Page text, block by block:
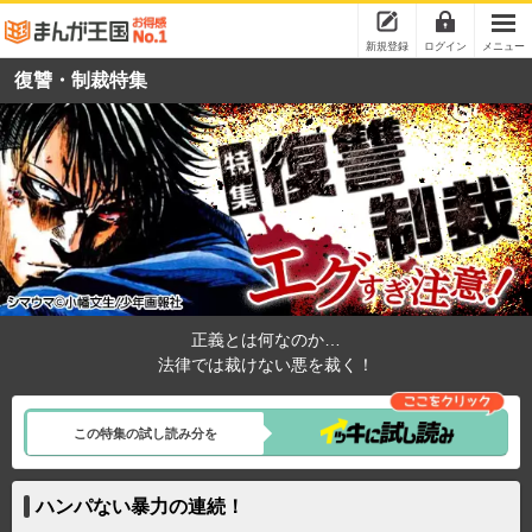
新規登録 ログイン メニュー
復讐・制裁特集
正義とは何なのか…
法律では裁けない悪を裁く！
この特集の試し読み分を
ハンパない暴力の連続！